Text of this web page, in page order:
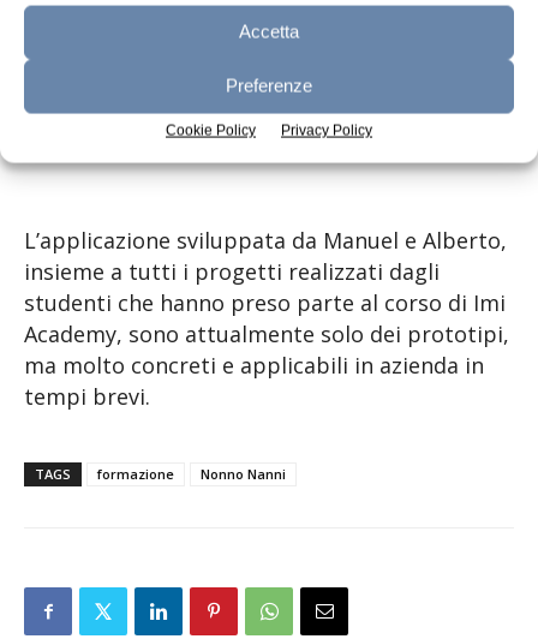
Accetta
Preferenze
Cookie Policy Privacy Policy
Montello, che ha permesso loro di acquisire
competenze preziose che, siamo certi,
sapranno influenzare positivamente il futuro
dell’azienda”.
L’applicazione sviluppata da Manuel e Alberto,
insieme a tutti i progetti realizzati dagli
studenti che hanno preso parte al corso di Imi
Academy, sono attualmente solo dei prototipi,
ma molto concreti e applicabili in azienda in
tempi brevi.
TAGS formazione Nonno Nanni